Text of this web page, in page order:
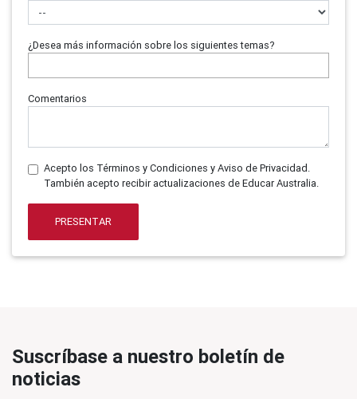
¿Desea más información sobre los siguientes temas?
Comentarios
Acepto los Términos y Condiciones y Aviso de Privacidad.
También acepto recibir actualizaciones de Educar Australia.
PRESENTAR
Suscríbase a nuestro boletín de
noticias